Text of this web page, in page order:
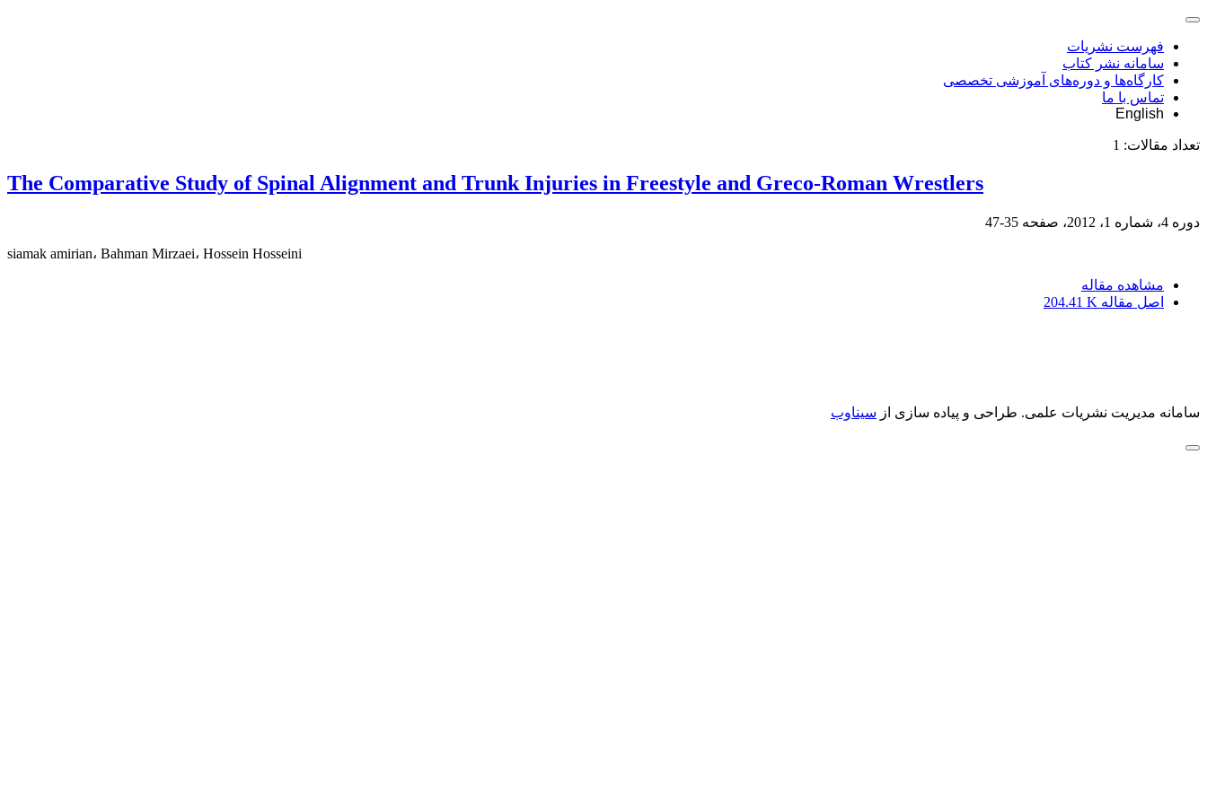
فهرست نشریات
سامانه نشر کتاب
کارگاه‌ها و دوره‌های آموزشی تخصصی
تماس با ما
English
تعداد مقالات: 1
The Comparative Study of Spinal Alignment and Trunk Injuries in Freestyle and Greco-Roman Wrestlers
دوره 4، شماره 1، 2012، صفحه 35-47
siamak amirian، Bahman Mirzaei، Hossein Hosseini
مشاهده مقاله
اصل مقاله 204.41 K
سامانه مدیریت نشریات علمی. طراحی و پیاده سازی از سیناوب